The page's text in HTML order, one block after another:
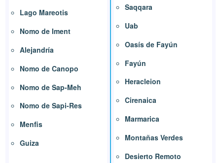
Lago Mareotis
Nomo de Iment
Alejandría
Nomo de Canopo
Nomo de Sap-Meh
Nomo de Sapi-Res
Menfis
Guiza
Saqqara
Uab
Oasís de Fayún
Fayún
Heracleion
Cirenaica
Marmarica
Montañas Verdes
Desierto Remoto